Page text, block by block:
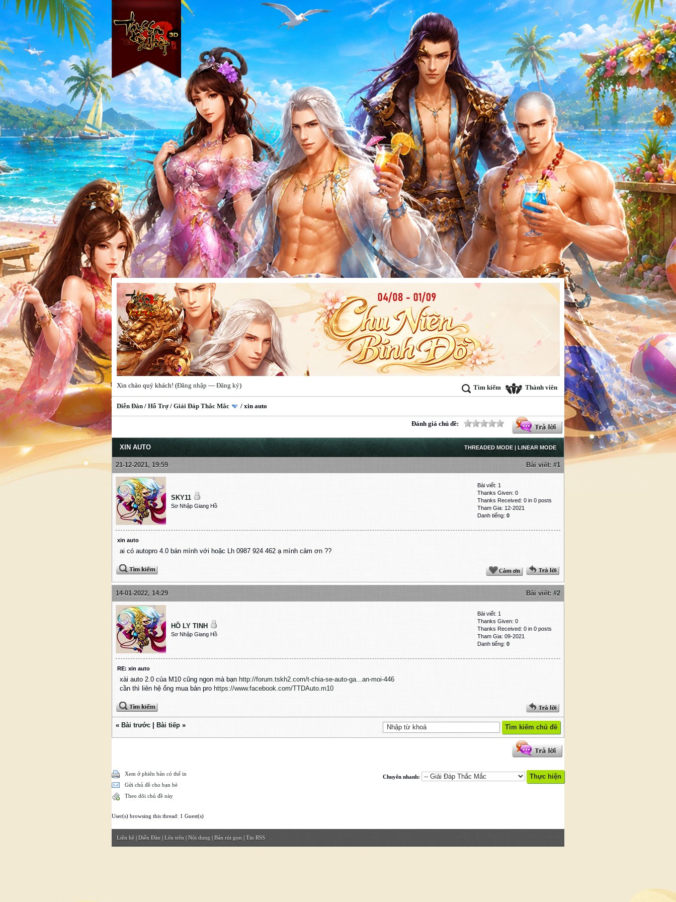
Tìm kiếm Thành viên
Xin chào quý khách! (Đăng nhập — Đăng ký)
Diễn Đàn / Hỗ Trợ / Giải Đáp Thắc Mắc / xin auto
Đánh giá chủ đề:
THREADED MODE | LINEAR MODE
XIN AUTO
21-12-2021, 19:59 Bài viết: #1
SKY11
Sơ Nhập Giang Hồ
Bài viết: 1
Thanks Given: 0
Thanks Received: 0 in 0 posts
Tham Gia: 12-2021
Danh tiếng: 0
xin auto
ai có autopro 4.0 bán mình với hoặc Lh 0987 924 462 ạ mình cảm ơn ??
14-01-2022, 14:29 Bài viết: #2
HỒ LY TINH
Sơ Nhập Giang Hồ
Bài viết: 1
Thanks Given: 0
Thanks Received: 0 in 0 posts
Tham Gia: 09-2021
Danh tiếng: 0
RE: xin auto
xài auto 2.0 của M10 cũng ngon mà bạn http://forum.tskh2.com/t-chia-se-auto-ga...an-moi-446
cần thì liên hệ ổng mua bản pro https://www.facebook.com/TTDAuto.m10
« Bài trước Bài tiếp »
Xem ở phiên bản có thể in
Gửi chủ đề cho bạn bè
Theo dõi chủ đề này
Chuyển nhanh:
User(s) browsing this thread: 1 Guest(s)
Liên hệ | Diễn Đàn | Lên trên | Nội dung | Bản rút gọn | Tin RSS